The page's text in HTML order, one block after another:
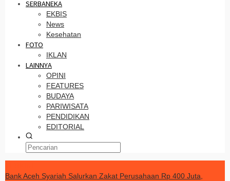
SERBANEKA
EKBIS
News
Kesehatan
FOTO
IKLAN
LAINNYA
OPINI
FEATURES
BUDAYA
PARIWISATA
PENDIDIKAN
EDITORIAL
Bank Aceh Syariah Salurkan Zakat Perusahaan Rp 400 Juta,